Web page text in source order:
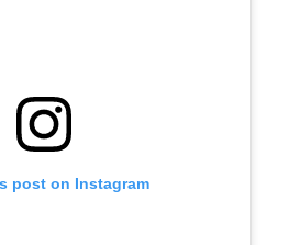
post on Instagram